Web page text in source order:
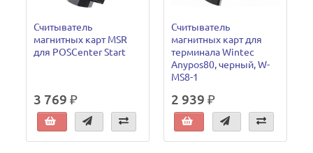
Считыватель
магнитных карт MSR
для POSCenter Start
3 769 ₽
Считыватель
магнитных карт для
терминала Wintec
Anypos80, черный, W-
MS8-1
2 939 ₽